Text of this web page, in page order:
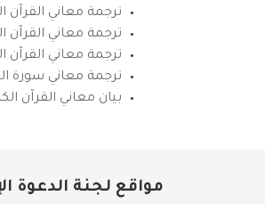
ترجمة معاني القرآن
ترجمة معاني القرآن
ترجمة معاني القرآن
ترجمة معاني سورة
بيان معاني القرآن
مواقع لجنة الدعوة